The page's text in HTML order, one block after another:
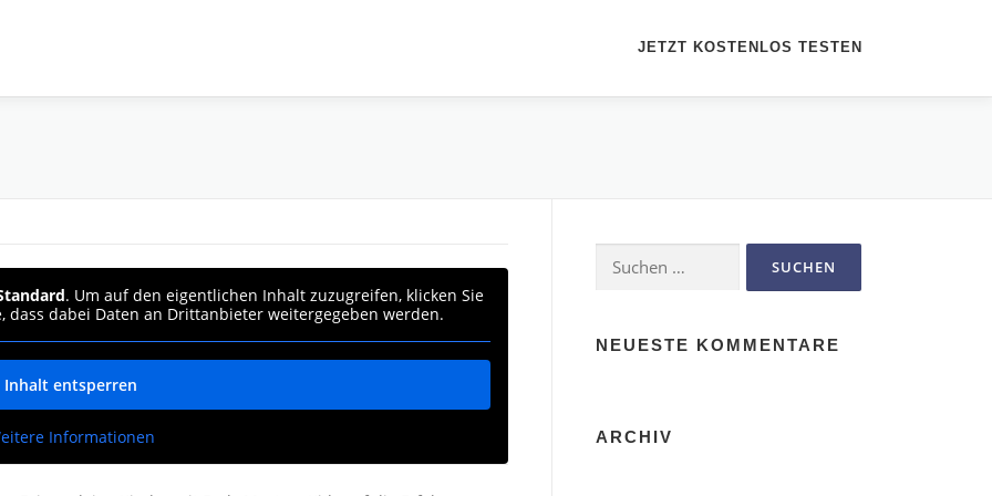
JETZT KOSTENLOS TESTEN
. Um auf den eigentlichen Inhalt zuzugreifen, klicken Sie
dabei Daten an Drittanbieter weitergegeben werden.
Inhalt entsperren
Informationen
nach:
NEUESTE KOMMENTARE
ARCHIV